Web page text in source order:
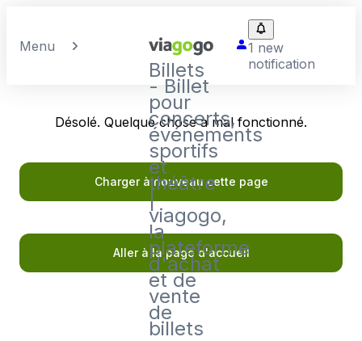
Menu
Billets
- Billet
pour
concerts,
événements
sportifs
et
théâtre
|
viagogo,
la
plateforme
d'achat
et de
vente
de
billets
1 new
notification
Désolé. Quelque chose a mal fonctionné.
Charger à nouveau cette page
Aller à la page d'accueil